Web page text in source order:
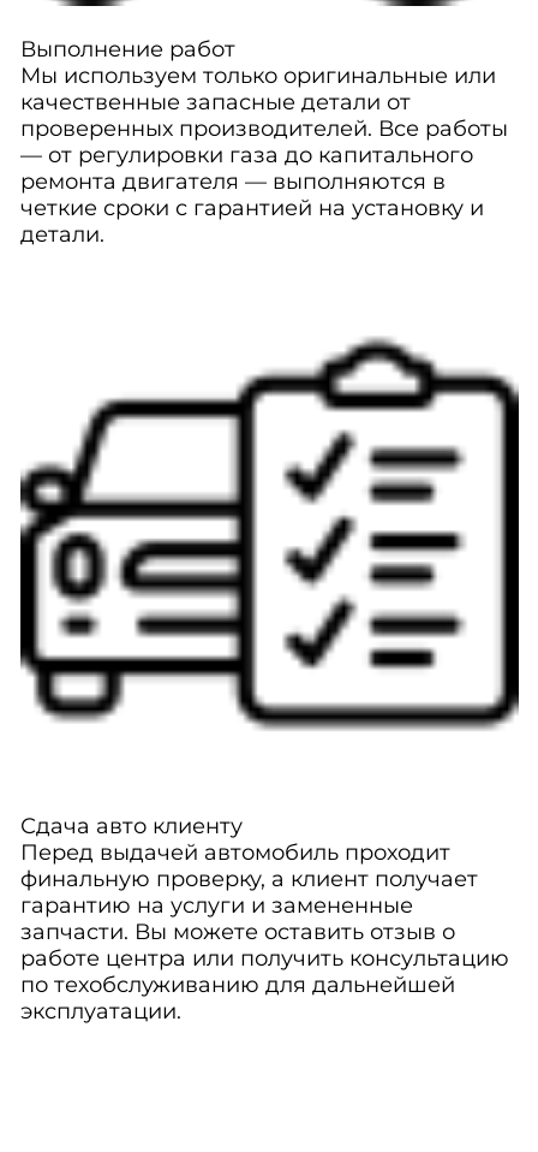
Выполнение работ
Мы используем только оригинальные или
качественные запасные детали от
проверенных производителей. Все работы
— от регулировки газа до капитального
ремонта двигателя — выполняются в
четкие сроки с гарантией на установку и
детали.
Сдача авто клиенту
Перед выдачей автомобиль проходит
финальную проверку, а клиент получает
гарантию на услуги и замененные
запчасти. Вы можете оставить отзыв о
работе центра или получить консультацию
по техобслуживанию для дальнейшей
эксплуатации.